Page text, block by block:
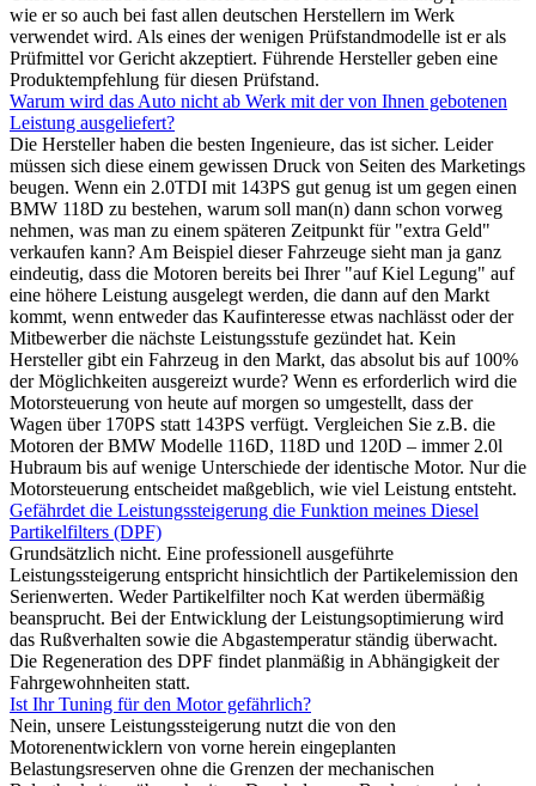
wie er so auch bei fast allen deutschen Herstellern im Werk
verwendet wird. Als eines der wenigen Prüfstandmodelle ist er als
Prüfmittel vor Gericht akzeptiert. Führende Hersteller geben eine
Produktempfehlung für diesen Prüfstand.
Warum wird das Auto nicht ab Werk mit der von Ihnen gebotenen
Leistung ausgeliefert?
Die Hersteller haben die besten Ingenieure, das ist sicher. Leider
müssen sich diese einem gewissen Druck von Seiten des Marketings
beugen. Wenn ein 2.0TDI mit 143PS gut genug ist um gegen einen
BMW 118D zu bestehen, warum soll man(n) dann schon vorweg
nehmen, was man zu einem späteren Zeitpunkt für "extra Geld"
verkaufen kann? Am Beispiel dieser Fahrzeuge sieht man ja ganz
eindeutig, dass die Motoren bereits bei Ihrer "auf Kiel Legung" auf
eine höhere Leistung ausgelegt werden, die dann auf den Markt
kommt, wenn entweder das Kaufinteresse etwas nachlässt oder der
Mitbewerber die nächste Leistungsstufe gezündet hat. Kein
Hersteller gibt ein Fahrzeug in den Markt, das absolut bis auf 100%
der Möglichkeiten ausgereizt wurde? Wenn es erforderlich wird die
Motorsteuerung von heute auf morgen so umgestellt, dass der
Wagen über 170PS statt 143PS verfügt. Vergleichen Sie z.B. die
Motoren der BMW Modelle 116D, 118D und 120D – immer 2.0l
Hubraum bis auf wenige Unterschiede der identische Motor. Nur die
Motorsteuerung entscheidet maßgeblich, wie viel Leistung entsteht.
Gefährdet die Leistungssteigerung die Funktion meines Diesel
Partikelfilters (DPF)
Grundsätzlich nicht. Eine professionell ausgeführte
Leistungssteigerung entspricht hinsichtlich der Partikelemission den
Serienwerten. Weder Partikelfilter noch Kat werden übermäßig
beansprucht. Bei der Entwicklung der Leistungsoptimierung wird
das Rußverhalten sowie die Abgastemperatur ständig überwacht.
Die Regeneration des DPF findet planmäßig in Abhängigkeit der
Fahrgewohnheiten statt.
Ist Ihr Tuning für den Motor gefährlich?
Nein, unsere Leistungssteigerung nutzt die von den
Motorenentwicklern von vorne herein eingeplanten
Belastungsreserven ohne die Grenzen der mechanischen